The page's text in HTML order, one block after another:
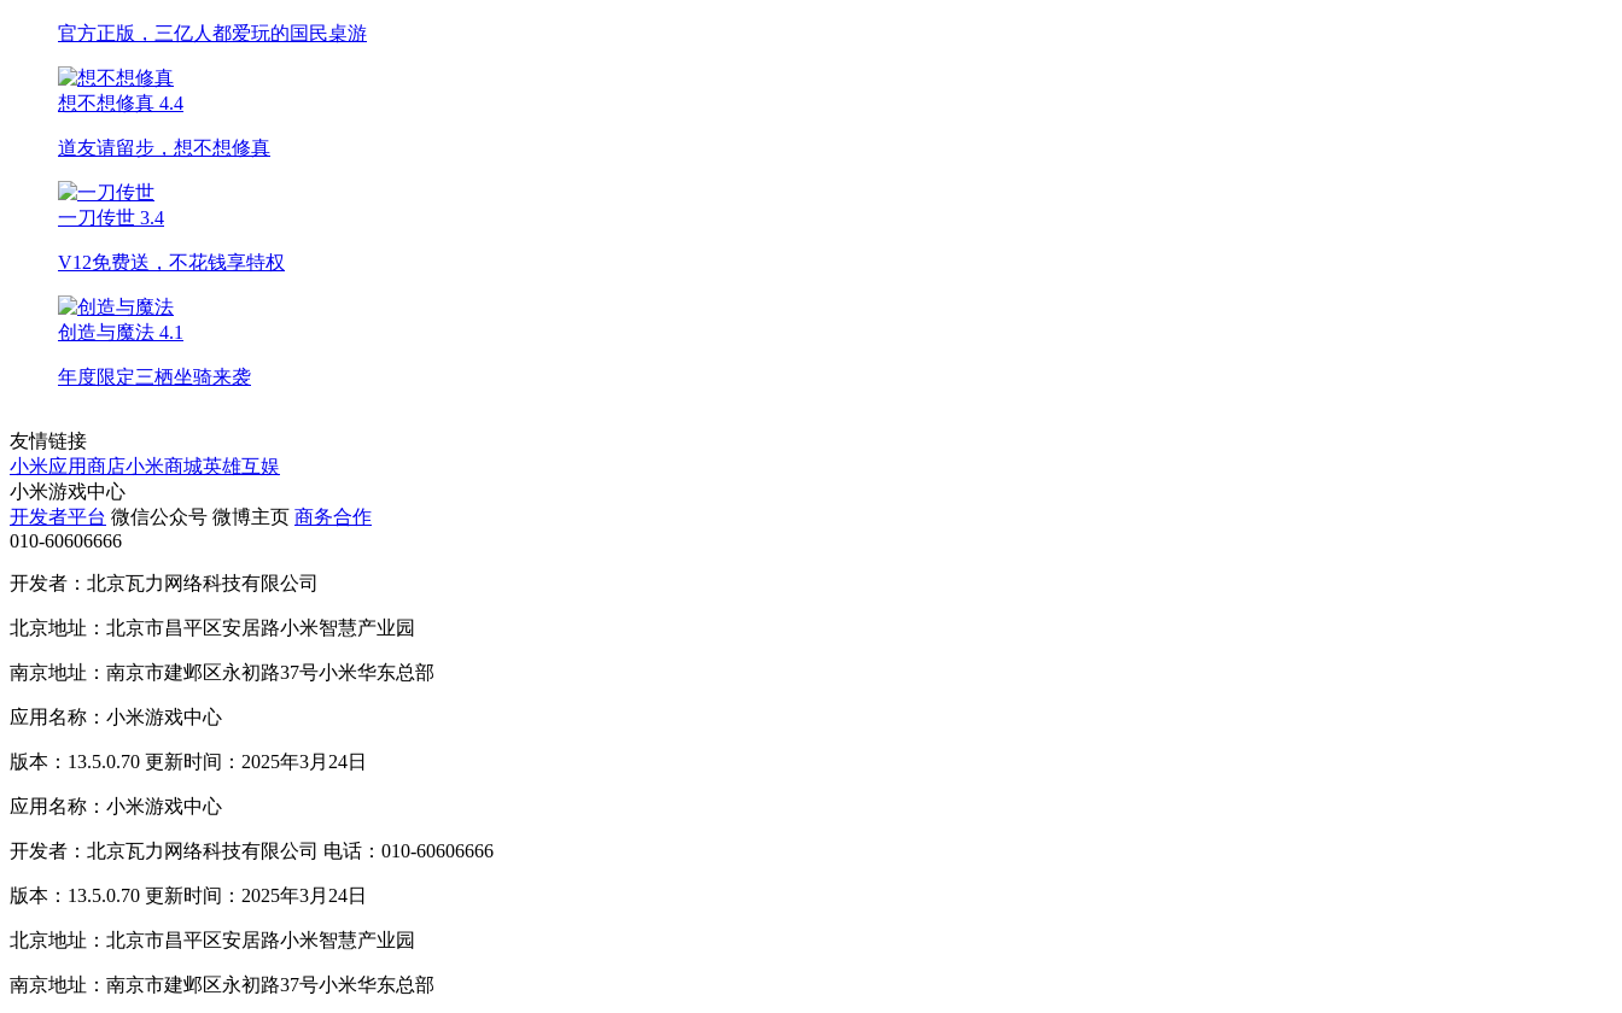
官方正版，三亿人都爱玩的国民桌游
想不想修真 4.4
道友请留步，想不想修真
一刀传世 3.4
V12免费送，不花钱享特权
创造与魔法 4.1
年度限定三栖坐骑来袭
友情链接
小米应用商店小米商城英雄互娱
小米游戏中心
开发者平台 微信公众号 微博主页 商务合作
010-60606666
开发者：北京瓦力网络科技有限公司
北京地址：北京市昌平区安居路小米智慧产业园
南京地址：南京市建邺区永初路37号小米华东总部
应用名称：小米游戏中心
版本：13.5.0.70 更新时间：2025年3月24日
应用名称：小米游戏中心
开发者：北京瓦力网络科技有限公司 电话：010-60606666
版本：13.5.0.70 更新时间：2025年3月24日
北京地址：北京市昌平区安居路小米智慧产业园
南京地址：南京市建邺区永初路37号小米华东总部